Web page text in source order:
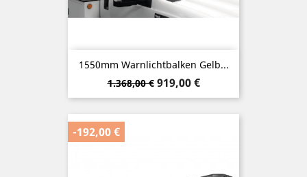
1550mm Warnlichtbalken Gelb...
Verkaufspreis
1.368,00 € Preis
919,00 €
-192,00 €